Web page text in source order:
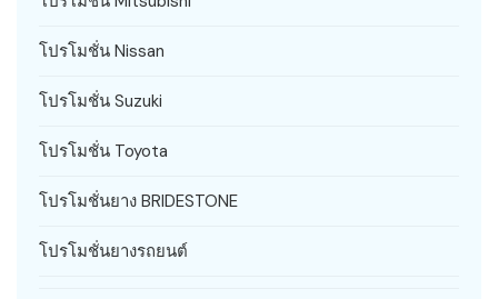
โปรโมชั่น Nissan
โปรโมชั่น Suzuki
โปรโมชั่น Toyota
โปรโมชั่นยาง BRIDESTONE
โปรโมชั่นยางรถยนต์